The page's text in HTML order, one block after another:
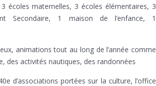
3 écoles maternelles, 3 écoles élémentaires, 3
Secondaire, 1 maison de l’enfance, 1
animations tout au long de l’année comme
des activités nautiques, des randonnées
d’associations portées sur la culture, l’office